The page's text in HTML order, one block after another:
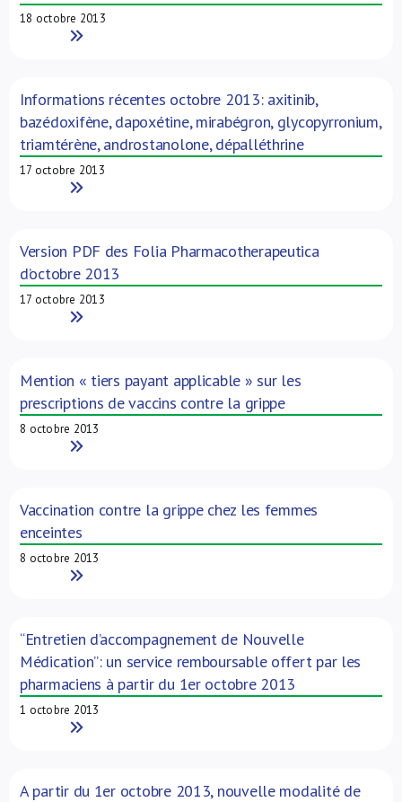
18 octobre 2013
Read More
Informations récentes octobre 2013: axitinib,
bazédoxifène, dapoxétine, mirabégron, glycopyrronium,
triamtérène, androstanolone, dépalléthrine
17 octobre 2013
Read More
Version PDF des Folia Pharmacotherapeutica
d’octobre 2013
17 octobre 2013
Read More
Mention « tiers payant applicable » sur les
prescriptions de vaccins contre la grippe
8 octobre 2013
Read More
Vaccination contre la grippe chez les femmes
enceintes
8 octobre 2013
Read More
“Entretien d’accompagnement de Nouvelle
Médication”: un service remboursable offert par les
pharmaciens à partir du 1er octobre 2013
1 octobre 2013
Read More
A partir du 1er octobre 2013, nouvelle modalité de